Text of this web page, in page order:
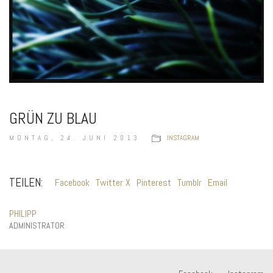
GRÜN ZU BLAU
MONTAG, 24. JUNI 2013 INSTAGRAM
TEILEN: Facebook Twitter X Pinterest Tumblr Email
PHILIPP
ADMINISTRATOR